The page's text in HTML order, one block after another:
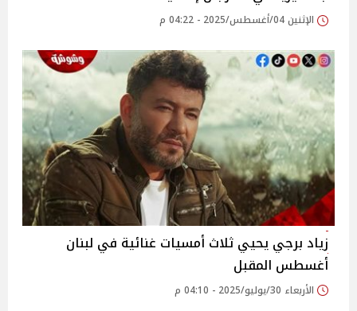
الإثنين 04/أغسطس/2025 - 04:22 م
زياد برجي يحيي ثلاث أمسيات غنائية في لبنان
أغسطس المقبل ‎
الأربعاء 30/يوليو/2025 - 04:10 م